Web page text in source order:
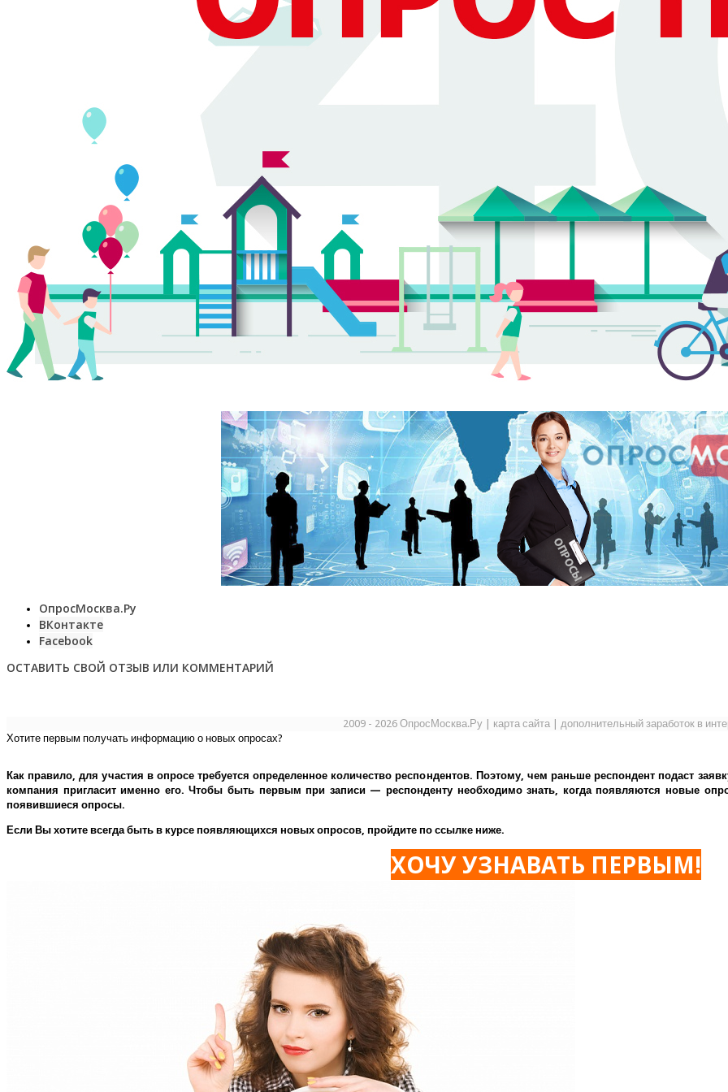
ОпросМосква.Ру
ВКонтакте
Facebook
ОСТАВИТЬ СВОЙ ОТЗЫВ ИЛИ КОММЕНТАРИЙ
2009 - 2026 ОпросМосква.Ру | карта сайта | дополнительный заработок в
Хотите первым получать информацию о новых опросах?
Как правило, для участия в опросе требуется определенное количество респондентов. Поэтому, чем раньше респондент подаст
компания пригласит именно его.Чтобы быть первым при записи — респонденту необходимо знать, когда появляются новые
появившиеся опросы.
Если Вы хотите всегда быть в курсе появляющихся новых опросов, пройдите по ссылке ниже.
ХОЧУ УЗНАВАТЬ ПЕРВЫМ!